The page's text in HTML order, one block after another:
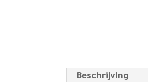
Beschrijving